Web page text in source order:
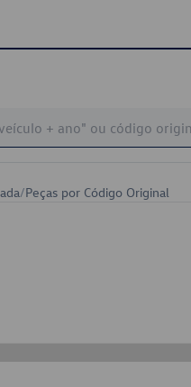
/Peças por Código Original